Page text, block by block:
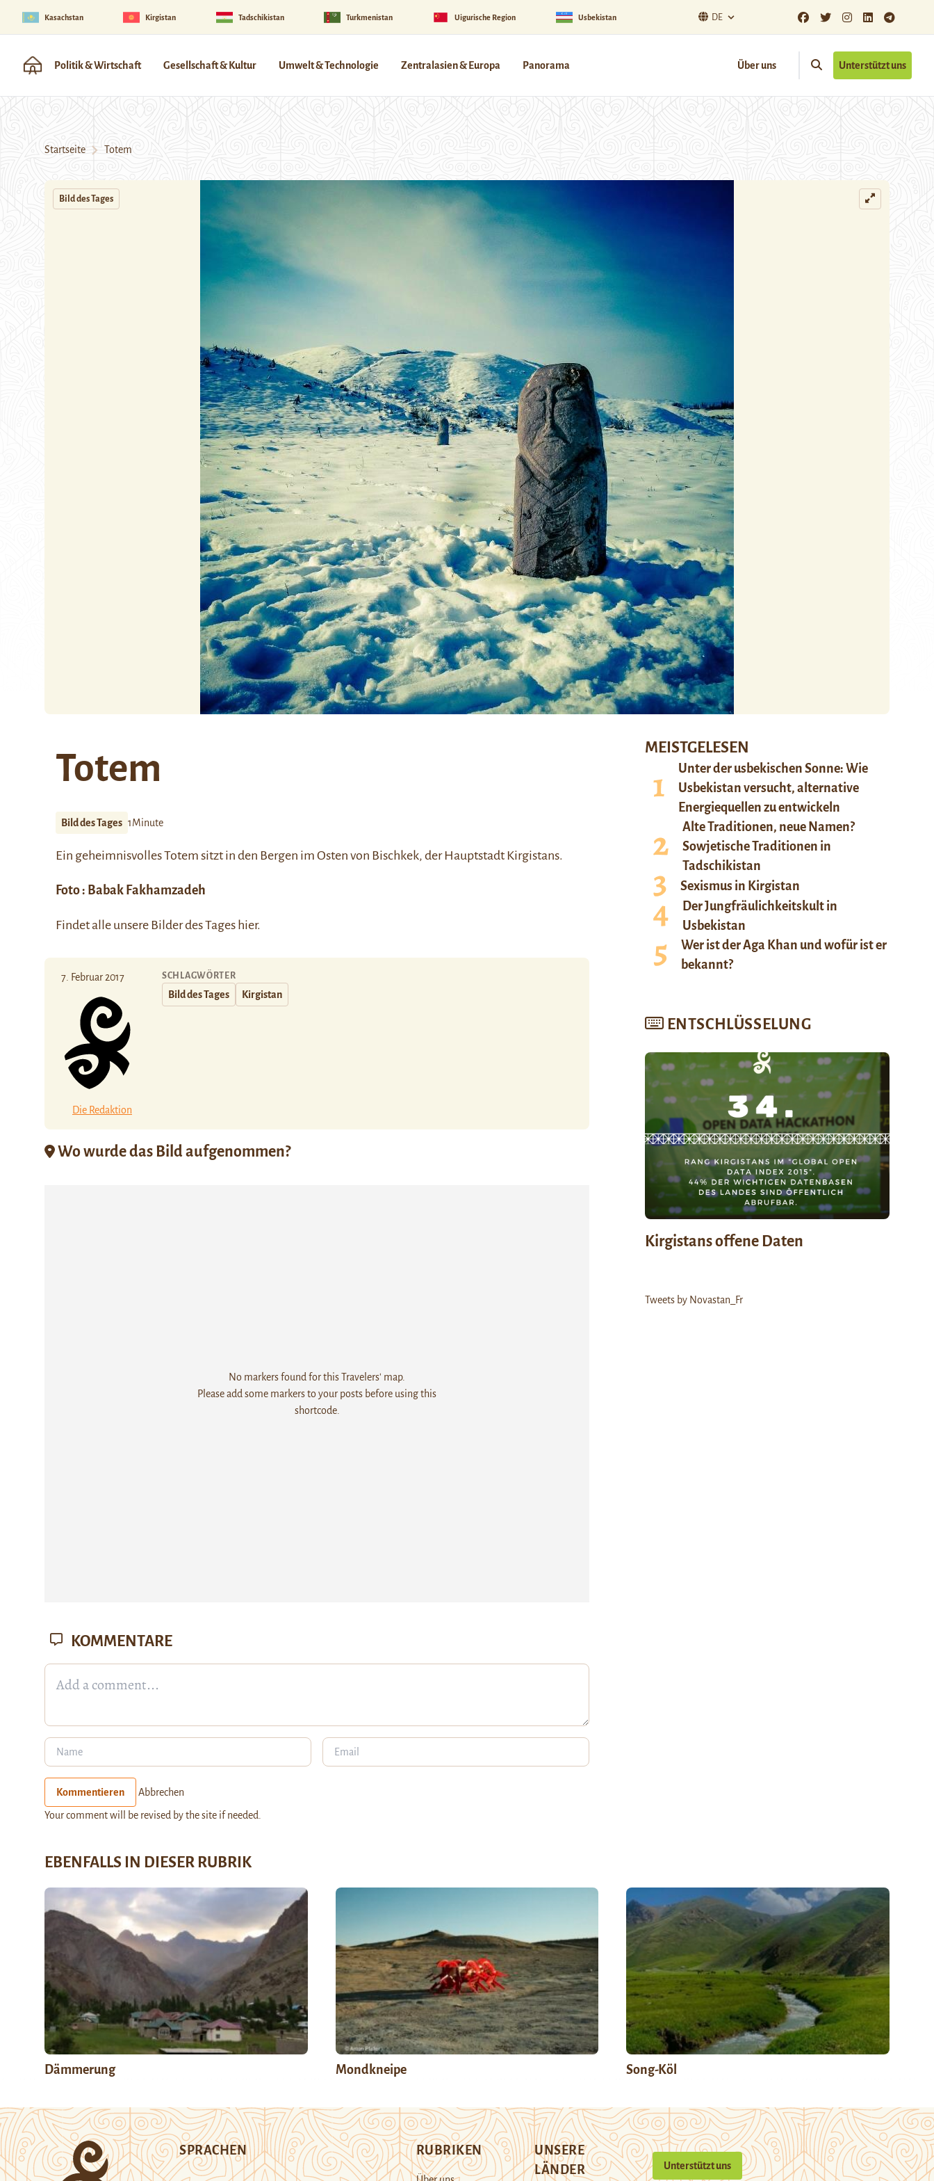
Kasachstan Kirgistan Tadschikistan Turkmenistan Uigurische Region Usbekistan DE
Politik & Wirtschaft Gesellschaft & Kultur Umwelt & Technologie Zentralasien & Europa Panorama Über uns Unterstützt uns
Startseite Totem
Bild des Tages
Totem
Bild des Tages 1Minute
Ein geheimnisvolles Totem sitzt in den Bergen im Osten von Bischkek, der Hauptstadt Kirgistans.
Foto : Babak Fakhamzadeh
Findet alle unsere Bilder des Tages hier.
7. Februar 2017
Die Redaktion
SCHLAGWÖRTER
Bild des Tages Kirgistan
Wo wurde das Bild aufgenommen?
No markers found for this Travelers' map.
Please add some markers to your posts before using this
shortcode.
MEISTGELESEN
Unter der usbekischen Sonne: Wie
Usbekistan versucht, alternative
Energiequellen zu entwickeln
Alte Traditionen, neue Namen?
Sowjetische Traditionen in
Tadschikistan
Sexismus in Kirgistan
Der Jungfräulichkeitskult in
Usbekistan
Wer ist der Aga Khan und wofür ist er
bekannt?
ENTSCHLÜSSELUNG
Kirgistans offene Daten
Tweets by Novastan_Fr
KOMMENTARE
Kommentieren Abbrechen
Your comment will be revised by the site if needed.
EBENFALLS IN DIESER RUBRIK
Dämmerung Mondkneipe Song-Köl
SPRACHEN RUBRIKEN
UNSERE
LÄNDER
Unterstützt uns